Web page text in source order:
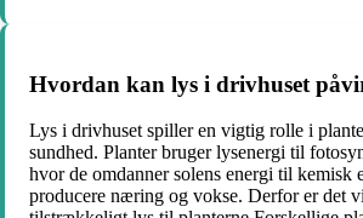
Hvordan kan lys i drivhuset
Lys i drivhuset spiller en vigtig rolle i
sundhed. Planter bruger lysenergi til
hvor de omdanner solens energi til kemisk
producere næring og vokse. Derfor er det